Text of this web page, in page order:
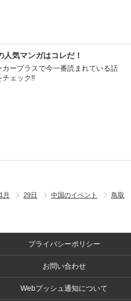
人気マンガはコレだ！
カープラスで今一番読まれている話
チェック!!
月 29日 中国のイベント
鳥取
プライバシーポリシー
お問い合わせ
Webプッシュ通知について